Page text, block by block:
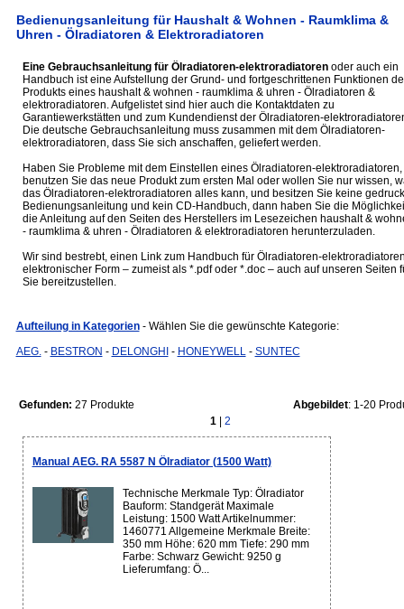
Bedienungsanleitung für Haushalt & Wohnen - Raumklima &
Uhren - Ölradiatoren & Elektroradiatoren
Eine Gebrauchsanleitung für Ölradiatoren-elektroradiatorenoder auch ein
Handbuch ist eine Aufstellung der Grund- und fortgeschrittenen Funktionen
Produkts eines haushalt & wohnen - raumklima & uhren - Ölradiatoren &
elektroradiatoren. Aufgelistet sind hier auch die Kontaktdaten zu
Garantiewerkstätten und zum Kundendienst der Ölradiatoren-
Die deutsche Gebrauchsanleitung muss zusammen mit dem Ölradiatoren-
elektroradiatoren, dass Sie sich anschaffen, geliefert werden.
Haben Sie Probleme mit dem Einstellen eines Ölradiatoren-elektroradiatoren,
benutzen Sie das neue Produkt zum ersten Mal oder wollen Sie nur wissen,
das Ölradiatoren-elektroradiatoren alles kann, und besitzen Sie keine
Bedienungsanleitung und kein CD-Handbuch, dann haben Sie die
die Anleitung auf den Seiten des Herstellers im Lesezeichen haushalt &
- raumklima & uhren - Ölradiatoren & elektroradiatoren herunterzuladen.
Wir sind bestrebt, einen Link zum Handbuch für Ölradiatoren-
elektronischer Form – zumeist als *.pdf oder *.doc – auch auf unseren Seiten
Sie bereitzustellen.
Aufteilung in Kategorien - Wählen Sie die gewünschte Kategorie:
AEG.- BESTRON - DELONGHI - HONEYWELL- SUNTEC
Gefunden: 27 Produkte Abgebildet: 1-20
1
2
Manual AEG. RA 5587 N Ölradiator (1500 Watt)
Technische Merkmale Typ: Ölradiator
Bauform: Standgerät Maximale
Leistung: 1500 Watt Artikelnummer:
1460771 Allgemeine Merkmale Breite:
350 mm Höhe: 620 mm Tiefe: 290 mm
Farbe: Schwarz Gewicht: 9250 g
Lieferumfang: Ö...